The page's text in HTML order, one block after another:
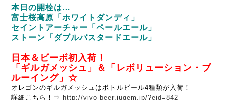
本日の開栓は…
富士桜高原「ホワイトダンディ」
セイントアーチャー「ペールエール」
ストーン「ダブルバスタードエール」
日本＆ビーボ初入荷！
「ギルガメッシュ」＆「レボリューション・ブ
ルーイング」☆
オレゴンのギルガメッシュはボトルビール4種類が入荷！
詳細こちら！⇒ http://vivo-beer.jugem.jp/?eid=842